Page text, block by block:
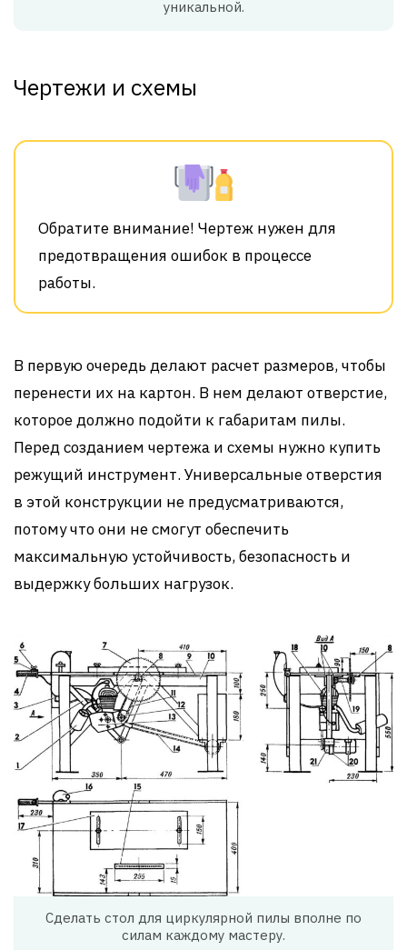
уникальной.
Чертежи и схемы
Обратите внимание! Чертеж нужен для
предотвращения ошибок в процессе
работы.
В первую очередь делают расчет размеров, чтобы
перенести их на картон. В нем делают отверстие,
которое должно подойти к габаритам пилы.
Перед созданием чертежа и схемы нужно купить
режущий инструмент. Универсальные отверстия
в этой конструкции не предусматриваются,
потому что они не смогут обеспечить
максимальную устойчивость, безопасность и
выдержку больших нагрузок.
Сделать стол для циркулярной пилы вполне по
силам каждому мастеру.